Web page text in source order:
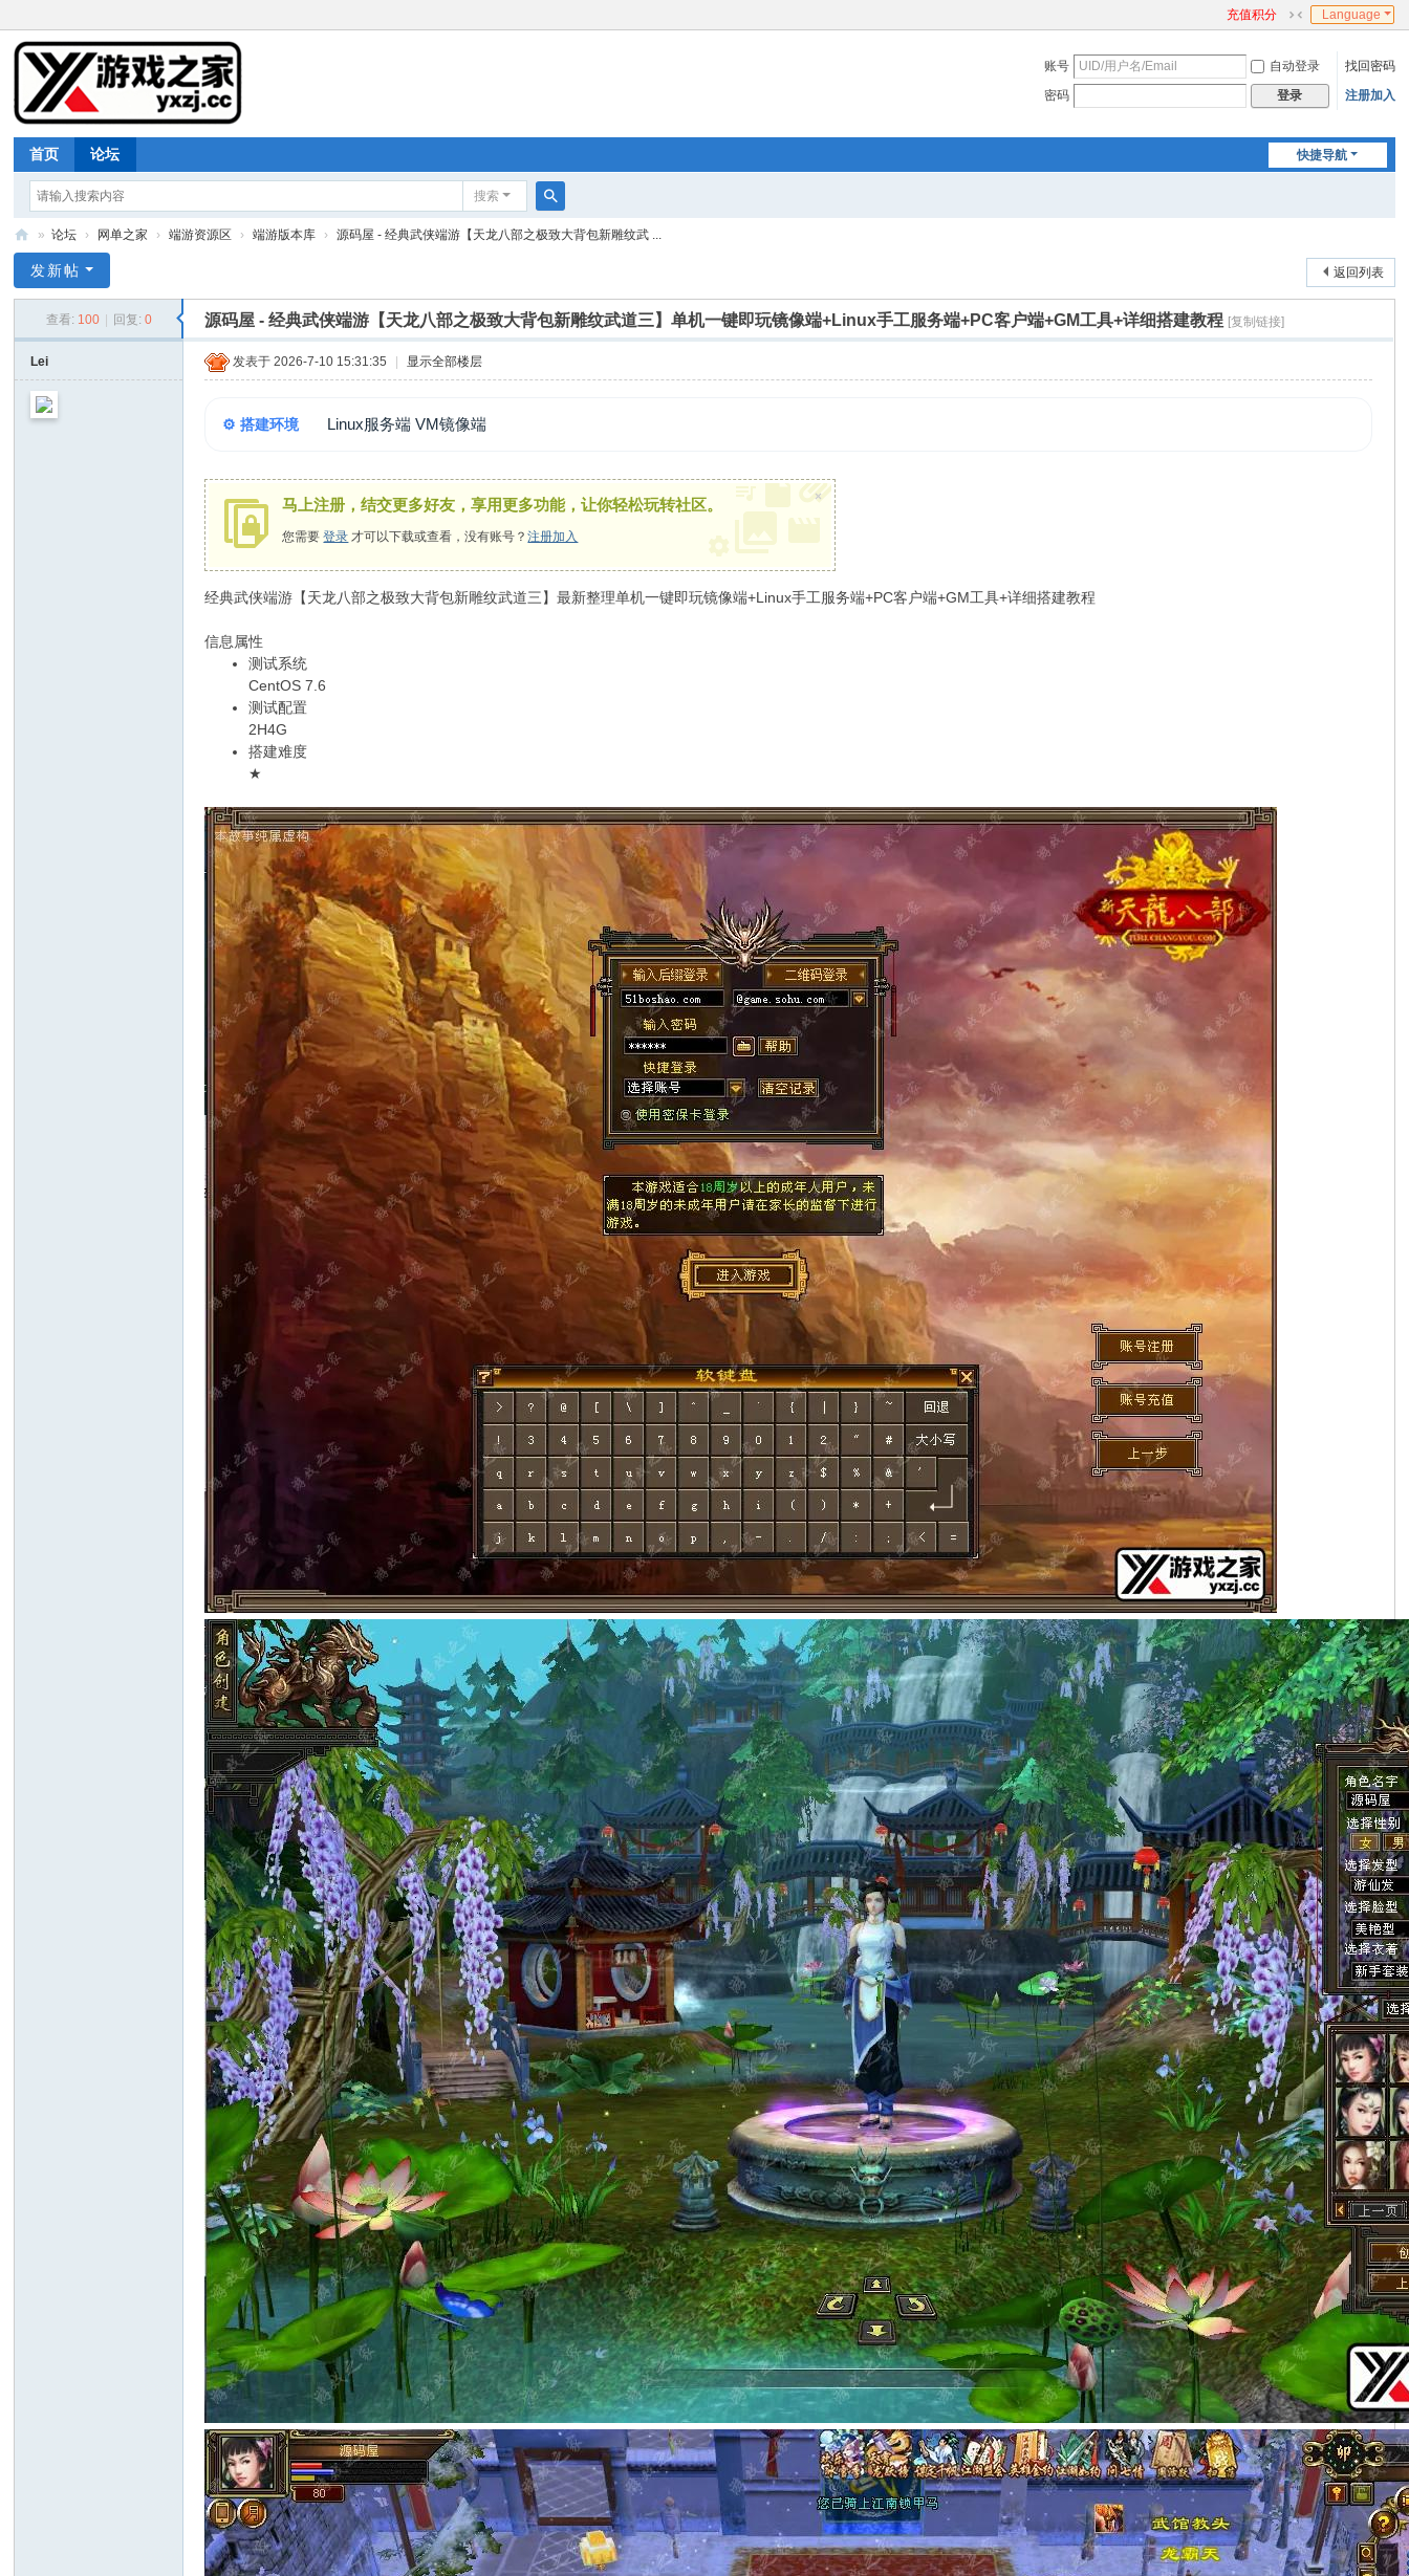
充值积分
切
到
窄
版
Language
账号 自动登录
找回密码
密码
登录 注册加入
快捷导航
首页 论坛
搜索
搜
戏
家
» 论坛 › 网单之家 › 端游资源区 › 端游版本库 › 源码屋 - 经典武侠端游【天龙八部之极致大背包新雕纹武 ...
返回列表
发新帖
查看: 100 回复: 0 源码屋 - 经典武侠端游【天龙八部之极致大背包新雕纹武道三】单机一键即玩镜像端+Linux手工服务端+PC客户端+GM工具+详细搭建教程 [复制链接]
Lei 发表于 2026-7-10 15:31:35 显示全部楼层
⚙️ 搭建环境 Linux服务端 VM镜像端
马上注册，结交更多好友，享用更多功能，让你轻松玩转社区。
您需要登录 才可以下载或查看，没有账号？注册加入
×
经典武侠端游【天龙八部之极致大背包新雕纹武道三】最新整理单机一键即玩镜像端+Linux手工服务端+PC客户端+GM工具+详细搭建教程
信息属性
测试系统
CentOS 7.6
测试配置
2H4G
搭建难度
★